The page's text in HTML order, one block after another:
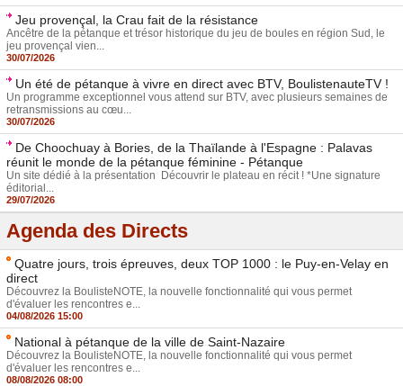
Jeu provençal, la Crau fait de la résistance
Ancêtre de la pétanque et trésor historique du jeu de boules en région Sud, le
jeu provençal vien...
30/07/2026
Un été de pétanque à vivre en direct avec BTV, BoulistenauteTV !
Un programme exceptionnel vous attend sur BTV, avec plusieurs semaines de
retransmissions au cœu...
30/07/2026
De Choochuay à Bories, de la Thaïlande à l'Espagne : Palavas
réunit le monde de la pétanque féminine - Pétanque
Un site dédié à la présentation Découvrir le plateau en récit ! *Une signature
éditorial...
29/07/2026
Agenda des Directs
Quatre jours, trois épreuves, deux TOP 1000 : le Puy-en-Velay en
direct
Découvrez la BoulisteNOTE, la nouvelle fonctionnalité qui vous permet
d'évaluer les rencontres e...
04/08/2026 15:00
National à pétanque de la ville de Saint-Nazaire
Découvrez la BoulisteNOTE, la nouvelle fonctionnalité qui vous permet
d'évaluer les rencontres e...
08/08/2026 08:00